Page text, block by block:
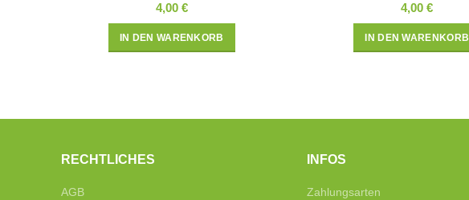
4,00 €
IN DEN WARENKORB
4,00€
IN DEN WARENKORB
RECHTLICHES
AGB
INFOS
Zahlungsarten